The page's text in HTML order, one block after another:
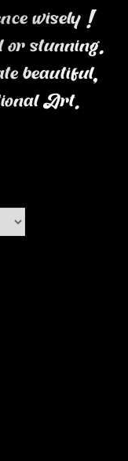
wisely !
or stunning.
beautiful,
Art.